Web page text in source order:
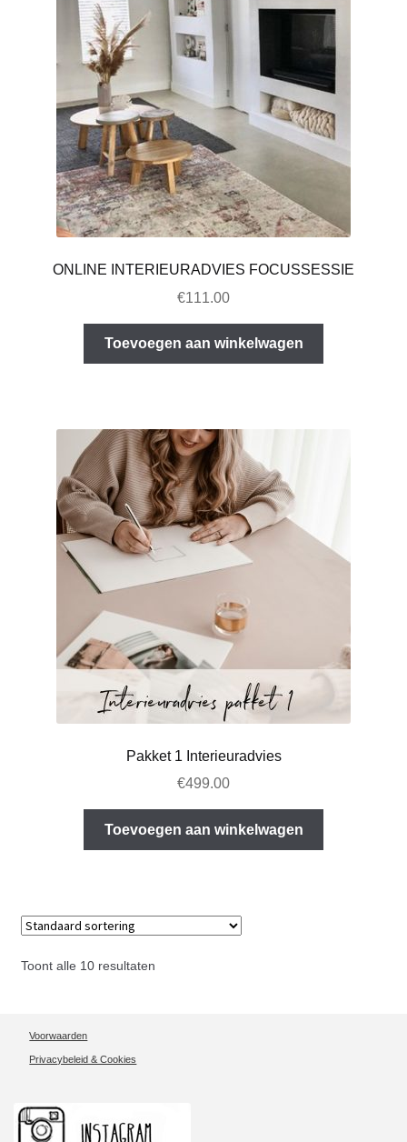
ONLINE INTERIEURADVIES FOCUSSESSIE
€111.00
Toevoegen aan winkelwagen
Pakket 1 Interieuradvies
€499.00
Toevoegen aan winkelwagen
Toont alle 10 resultaten
Voorwaarden
Privacybeleid & Cookies